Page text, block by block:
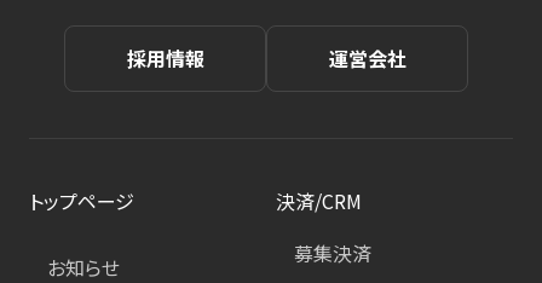
採用情報 運営会社
トップページ
お知らせ
決済/CRM
募集決済